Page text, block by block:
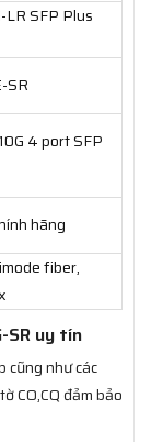
LR SFP Plus
SR
4 port SFP
hãng
fiber,
SR uy tín
cũng như các
CO,CQ đảm bảo